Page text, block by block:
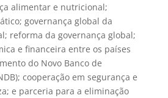
alimentar e nutricional;
governança global da
reforma da governança global;
e financeira entre os países
do Novo Banco de
cooperação em segurança e
e parceria para a eliminação